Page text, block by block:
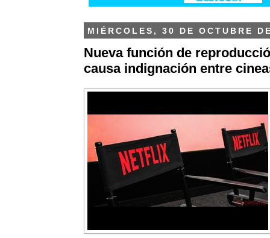
MIÉRCOLES, 30 DE OCTUBRE
Nueva función de
causa indignación entre